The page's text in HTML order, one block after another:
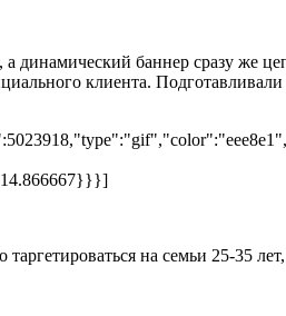
динамический баннер сразу же
клиента.
на семьи 25-35